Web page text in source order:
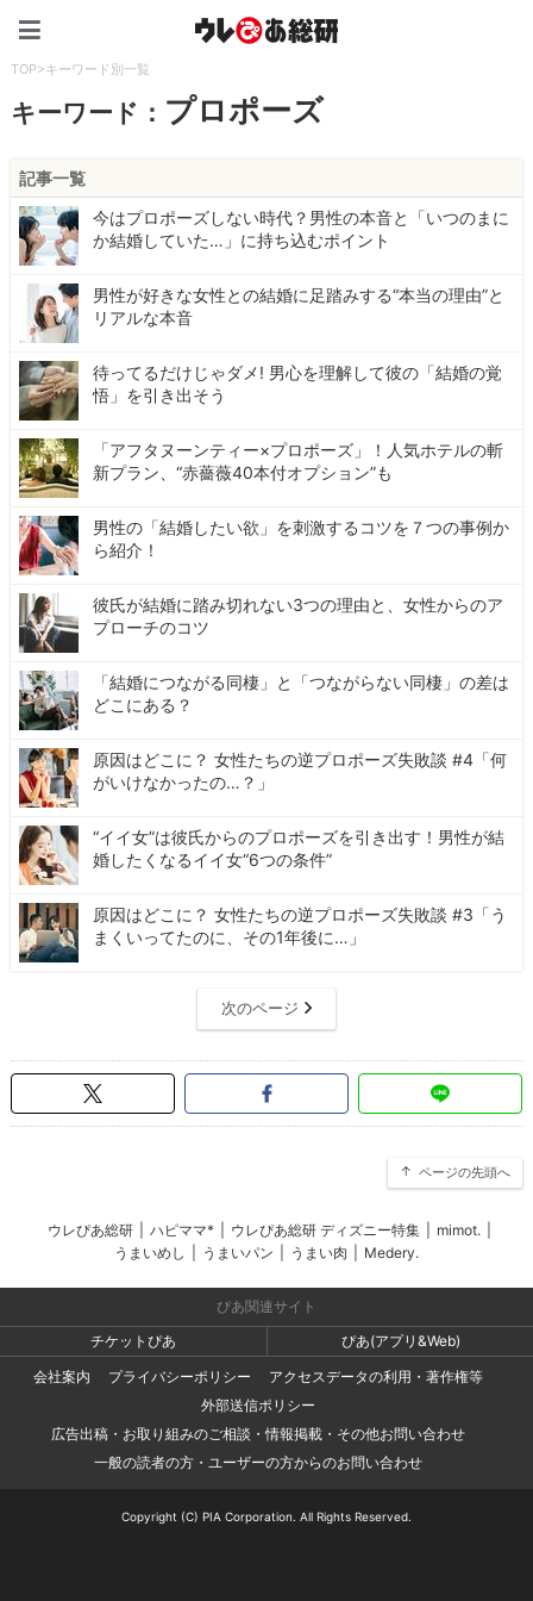
TOP>キーワード別一覧
キーワード： プロポーズ
記事一覧
今はプロポーズしない時代？男性の本音と「いつのまに
か結婚していた…」に持ち込むポイント
男性が好きな女性との結婚に足踏みする“本当の理由”と
リアルな本音
待ってるだけじゃダメ! 男心を理解して彼の「結婚の覚
悟」を引き出そう
「アフタヌーンティー×プロポーズ」！人気ホテルの斬
新プラン、“赤薔薇40本付オプション”も
男性の「結婚したい欲」を刺激するコツを７つの事例か
ら紹介！
彼氏が結婚に踏み切れない3つの理由と、女性からのア
プローチのコツ
「結婚につながる同棲」と「つながらない同棲」の差は
どこにある？
原因はどこに？ 女性たちの逆プロポーズ失敗談 #4「何
がいけなかったの…？」
“イイ女”は彼氏からのプロポーズを引き出す！男性が結
婚したくなるイイ女“6つの条件”
原因はどこに？ 女性たちの逆プロポーズ失敗談 #3「う
まくいってたのに、その1年後に…」
次のページ
ページの先頭へ
ウレぴあ総研 ハピママ* ウレぴあ総研 ディズニー特集 mimot.
うまいめし
うまいパン うまい肉 Medery.
ぴあ関連サイト
チケットぴあ
ぴあ(アプリ&Web)
会社案内
プライバシーポリシー
アクセスデータの利用・著作権等
外部送信ポリシー
広告出稿・お取り組みのご相談・情報掲載・その他お問い合わせ
一般の読者の方・ユーザーの方からのお問い合わせ
Copyright (C) PIA Corporation. All Rights Reserved.